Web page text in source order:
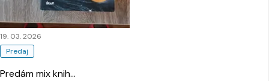
Predaj
19. 03. 2026
Predám mix knih…